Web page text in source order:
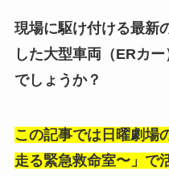
現場に駆け付ける最新
した大型車両（ERカ
でしょうか？
この記事では日曜劇場
走る緊急救命室〜」で